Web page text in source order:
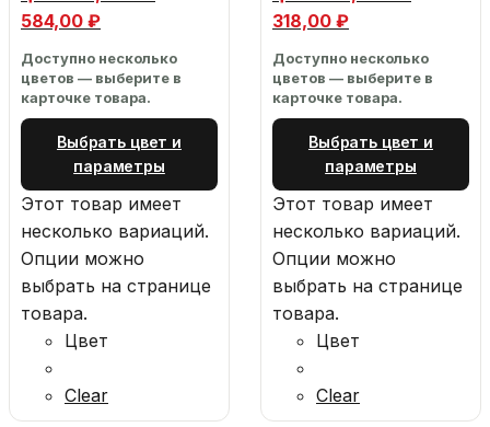
584,00 ₽
Доступно несколько
цветов — выберите в
карточке товара.
Выбрать цвет и
параметры
Этот товар имеет
несколько вариаций.
Опции можно
выбрать на странице
товара.
Цвет
Clear
318,00 ₽
Доступно несколько
цветов — выберите в
карточке товара.
Выбрать цвет и
параметры
Этот товар имеет
несколько вариаций.
Опции можно
выбрать на странице
товара.
Цвет
Clear